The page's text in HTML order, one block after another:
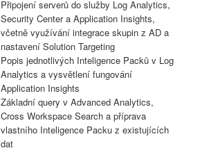
Připojení serverů do služby Log Analytics,
Security Center a Application Insights,
včetně využívání integrace skupin z AD a
nastavení Solution Targeting
Popis jednotlivých Inteligence Packů v Log
Analytics a vysvětlení fungování
Application Insights
Základní query v Advanced Analytics,
Cross Workspace Search a příprava
vlastního Inteligence Packu z existujících
dat